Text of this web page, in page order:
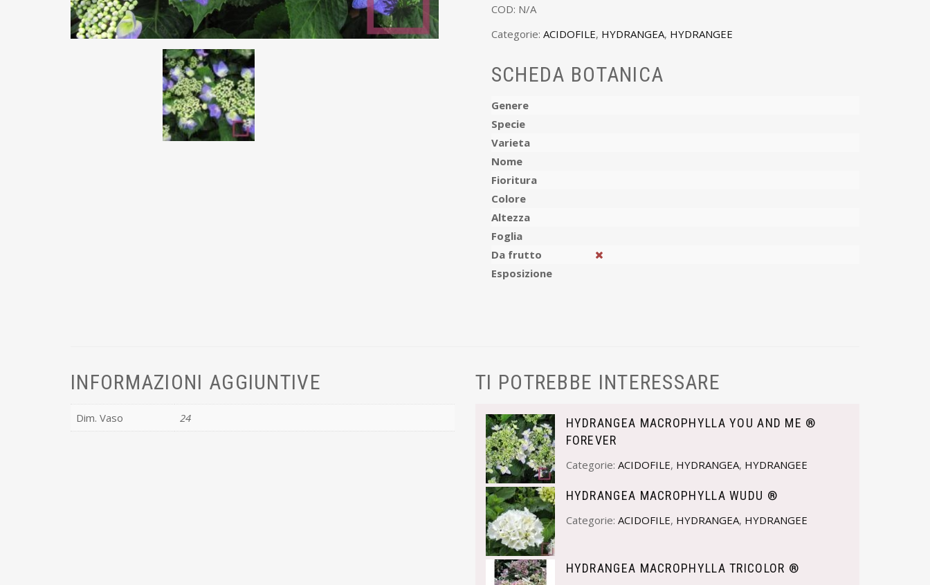
COD: N/A
Categorie: ACIDOFILE, HYDRANGEA, HYDRANGEE
SCHEDA BOTANICA
Genere
Specie
Varieta
Nome
Fioritura
Colore
Altezza
Foglia
Da frutto
Esposizione
INFORMAZIONI AGGIUNTIVE
Dim. Vaso 24
TI POTREBBE INTERESSARE
HYDRANGEA MACROPHYLLA YOU AND ME ®
FOREVER
Categorie: ACIDOFILE, HYDRANGEA, HYDRANGEE
HYDRANGEA MACROPHYLLA WUDU ®
Categorie: ACIDOFILE, HYDRANGEA, HYDRANGEE
HYDRANGEA MACROPHYLLA TRICOLOR ®